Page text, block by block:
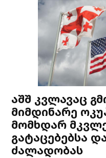
აშშ კვლავაც
მიმდინარე
მომხდარ
გატაცებებსა
ძალადობას